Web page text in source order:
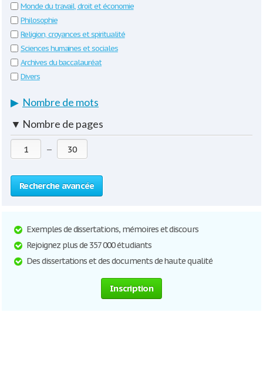
Monde du travail, droit et économie
Philosophie
Religion, croyances et spiritualité
Sciences humaines et sociales
Archives du baccalauréat
Divers
▶ Nombre de mots
▼ Nombre de pages
—
Recherche avancée
Exemples de dissertations, mémoires et discours
Rejoignez plus de 357 000 étudiants
Des dissertations et des documents de haute qualité
Inscription